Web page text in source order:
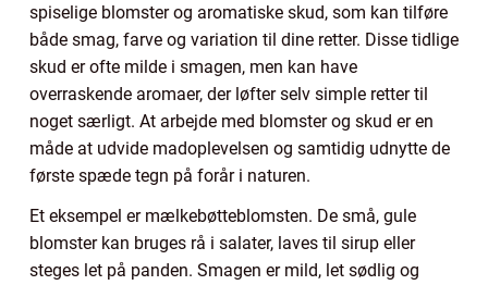
spiselige blomster og aromatiske skud, som kan tilføre
både smag, farve og variation til dine retter. Disse tidlige
skud er ofte milde i smagen, men kan have
overraskende aromaer, der løfter selv simple retter til
noget særligt. At arbejde med blomster og skud er en
måde at udvide madoplevelsen og samtidig udnytte de
første spæde tegn på forår i naturen.
Et eksempel er mælkebøtteblomsten. De små, gule
blomster kan bruges rå i salater, laves til sirup eller
steges let på panden. Smagen er mild, let sødlig og